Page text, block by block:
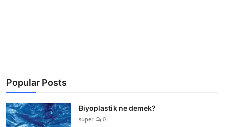
Popular Posts
Biyoplastik ne demek?
super 0